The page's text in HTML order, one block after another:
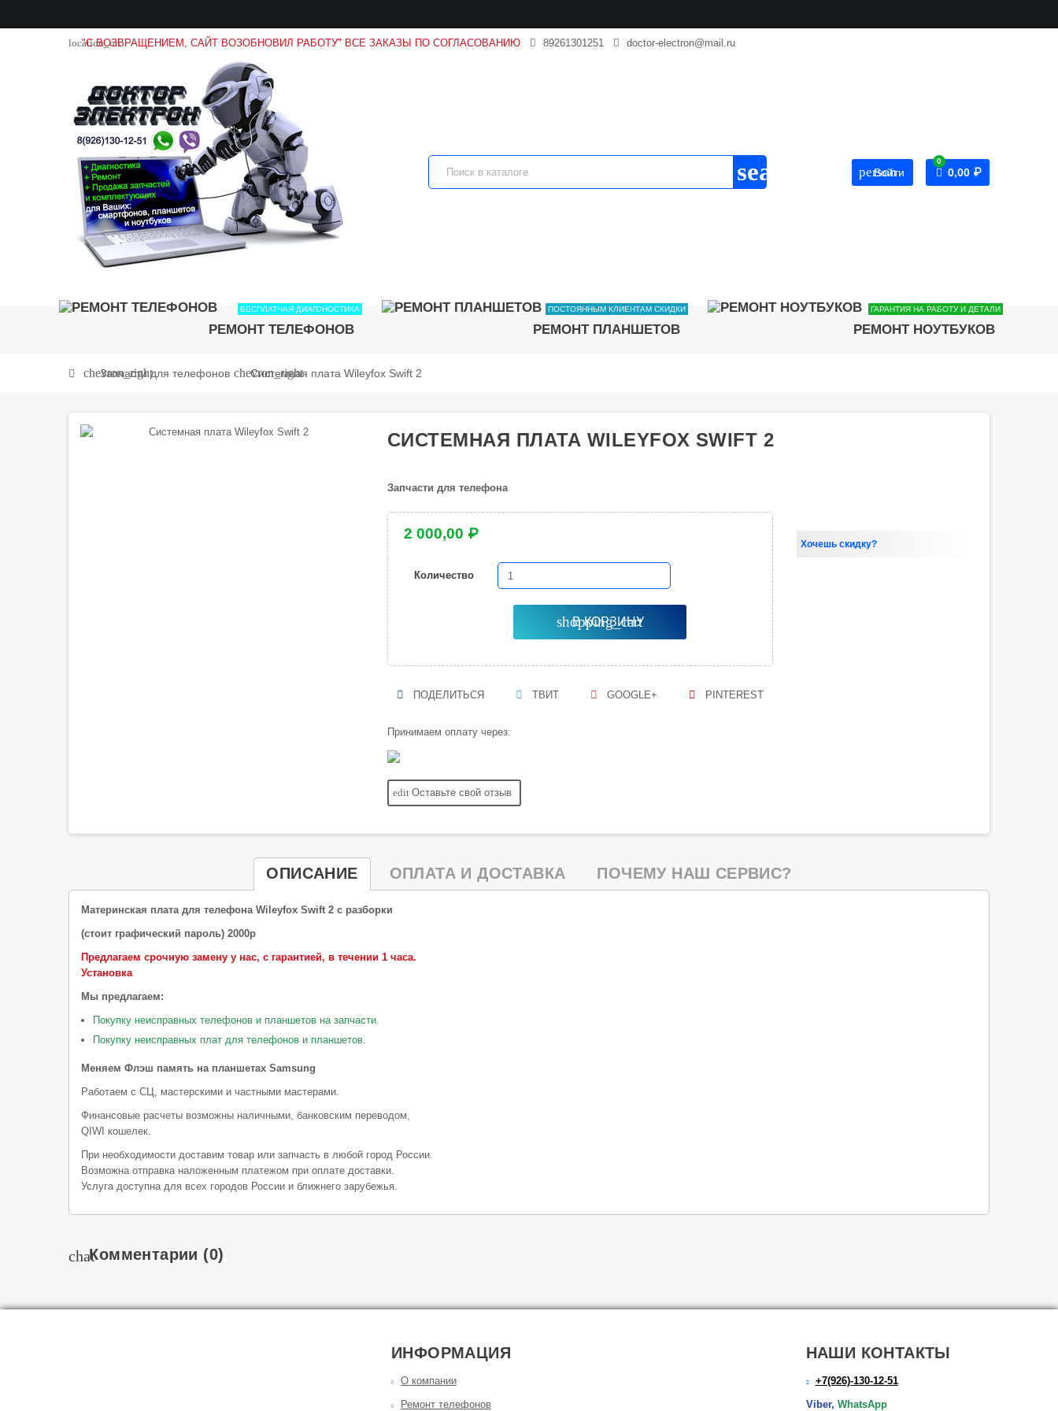
location_on
"С ВОЗВРАЩЕНИЕМ, САЙТ ВОЗОБНОВИЛ РАБОТУ" ВСЕ ЗАКАЗЫ ПО СОГЛАСОВАНИЮ 89261301251 doctor-electron@mail.ru
search person
Войти
0
0,00 ₽
РЕМОНТ ТЕЛЕФОНОВ
БЕСПЛАТНАЯ ДИАГОНОСТИКА
РЕМОНТ ПЛАНШЕТОВ
ПОСТОЯННЫМ КЛИЕНТАМ СКИДКИ
РЕМОНТ НОУТБУКОВ
ГАРАНТИЯ НА РАБОТУ И ДЕТАЛИ
chevron_right
Запчасти для телефонов chevron_right
Системная плата Wileyfox Swift 2
СИСТЕМНАЯ ПЛАТА WILEYFOX SWIFT 2
Запчасти для телефона
2 000,00 ₽
Количество
shopping_cart
В КОРЗИНУ
ПОДЕЛИТЬСЯ ТВИТ GOOGLE+ PINTEREST
Принимаем оплату через:
edit Оставьте свой отзыв
Хочешь скидку?
ОПИСАНИЕ ОПЛАТА И ДОСТАВКА ПОЧЕМУ НАШ СЕРВИС?
Материнская плата для телефона Wileyfox Swift 2 с разборки
(стоит графический пароль) 2000р
Предлагаем срочную замену у нас, с гарантией, в течении 1 часа.
Установка
Мы предлагаем:
Покупку неисправных телефонов и планшетов на запчасти.
Покупку неисправных плат для телефонов и планшетов.
Меняем Флэш память на планшетах Samsung
Работаем с СЦ, мастерскими и частными мастерами.
Финансовые расчеты возможны наличными, банковским переводом,
QIWI кошелек.
При необходимости доставим товар или запчасть в любой город России.
Возможна отправка наложенным платежом при оплате доставки.
Услуга доступна для всех городов России и ближнего зарубежья.
chatКомментарии (0)
ИНФОРМАЦИЯ
О компании
Ремонт телефонов
НАШИ КОНТАКТЫ
+7(926)-130-12-51
Viber, WhatsApp